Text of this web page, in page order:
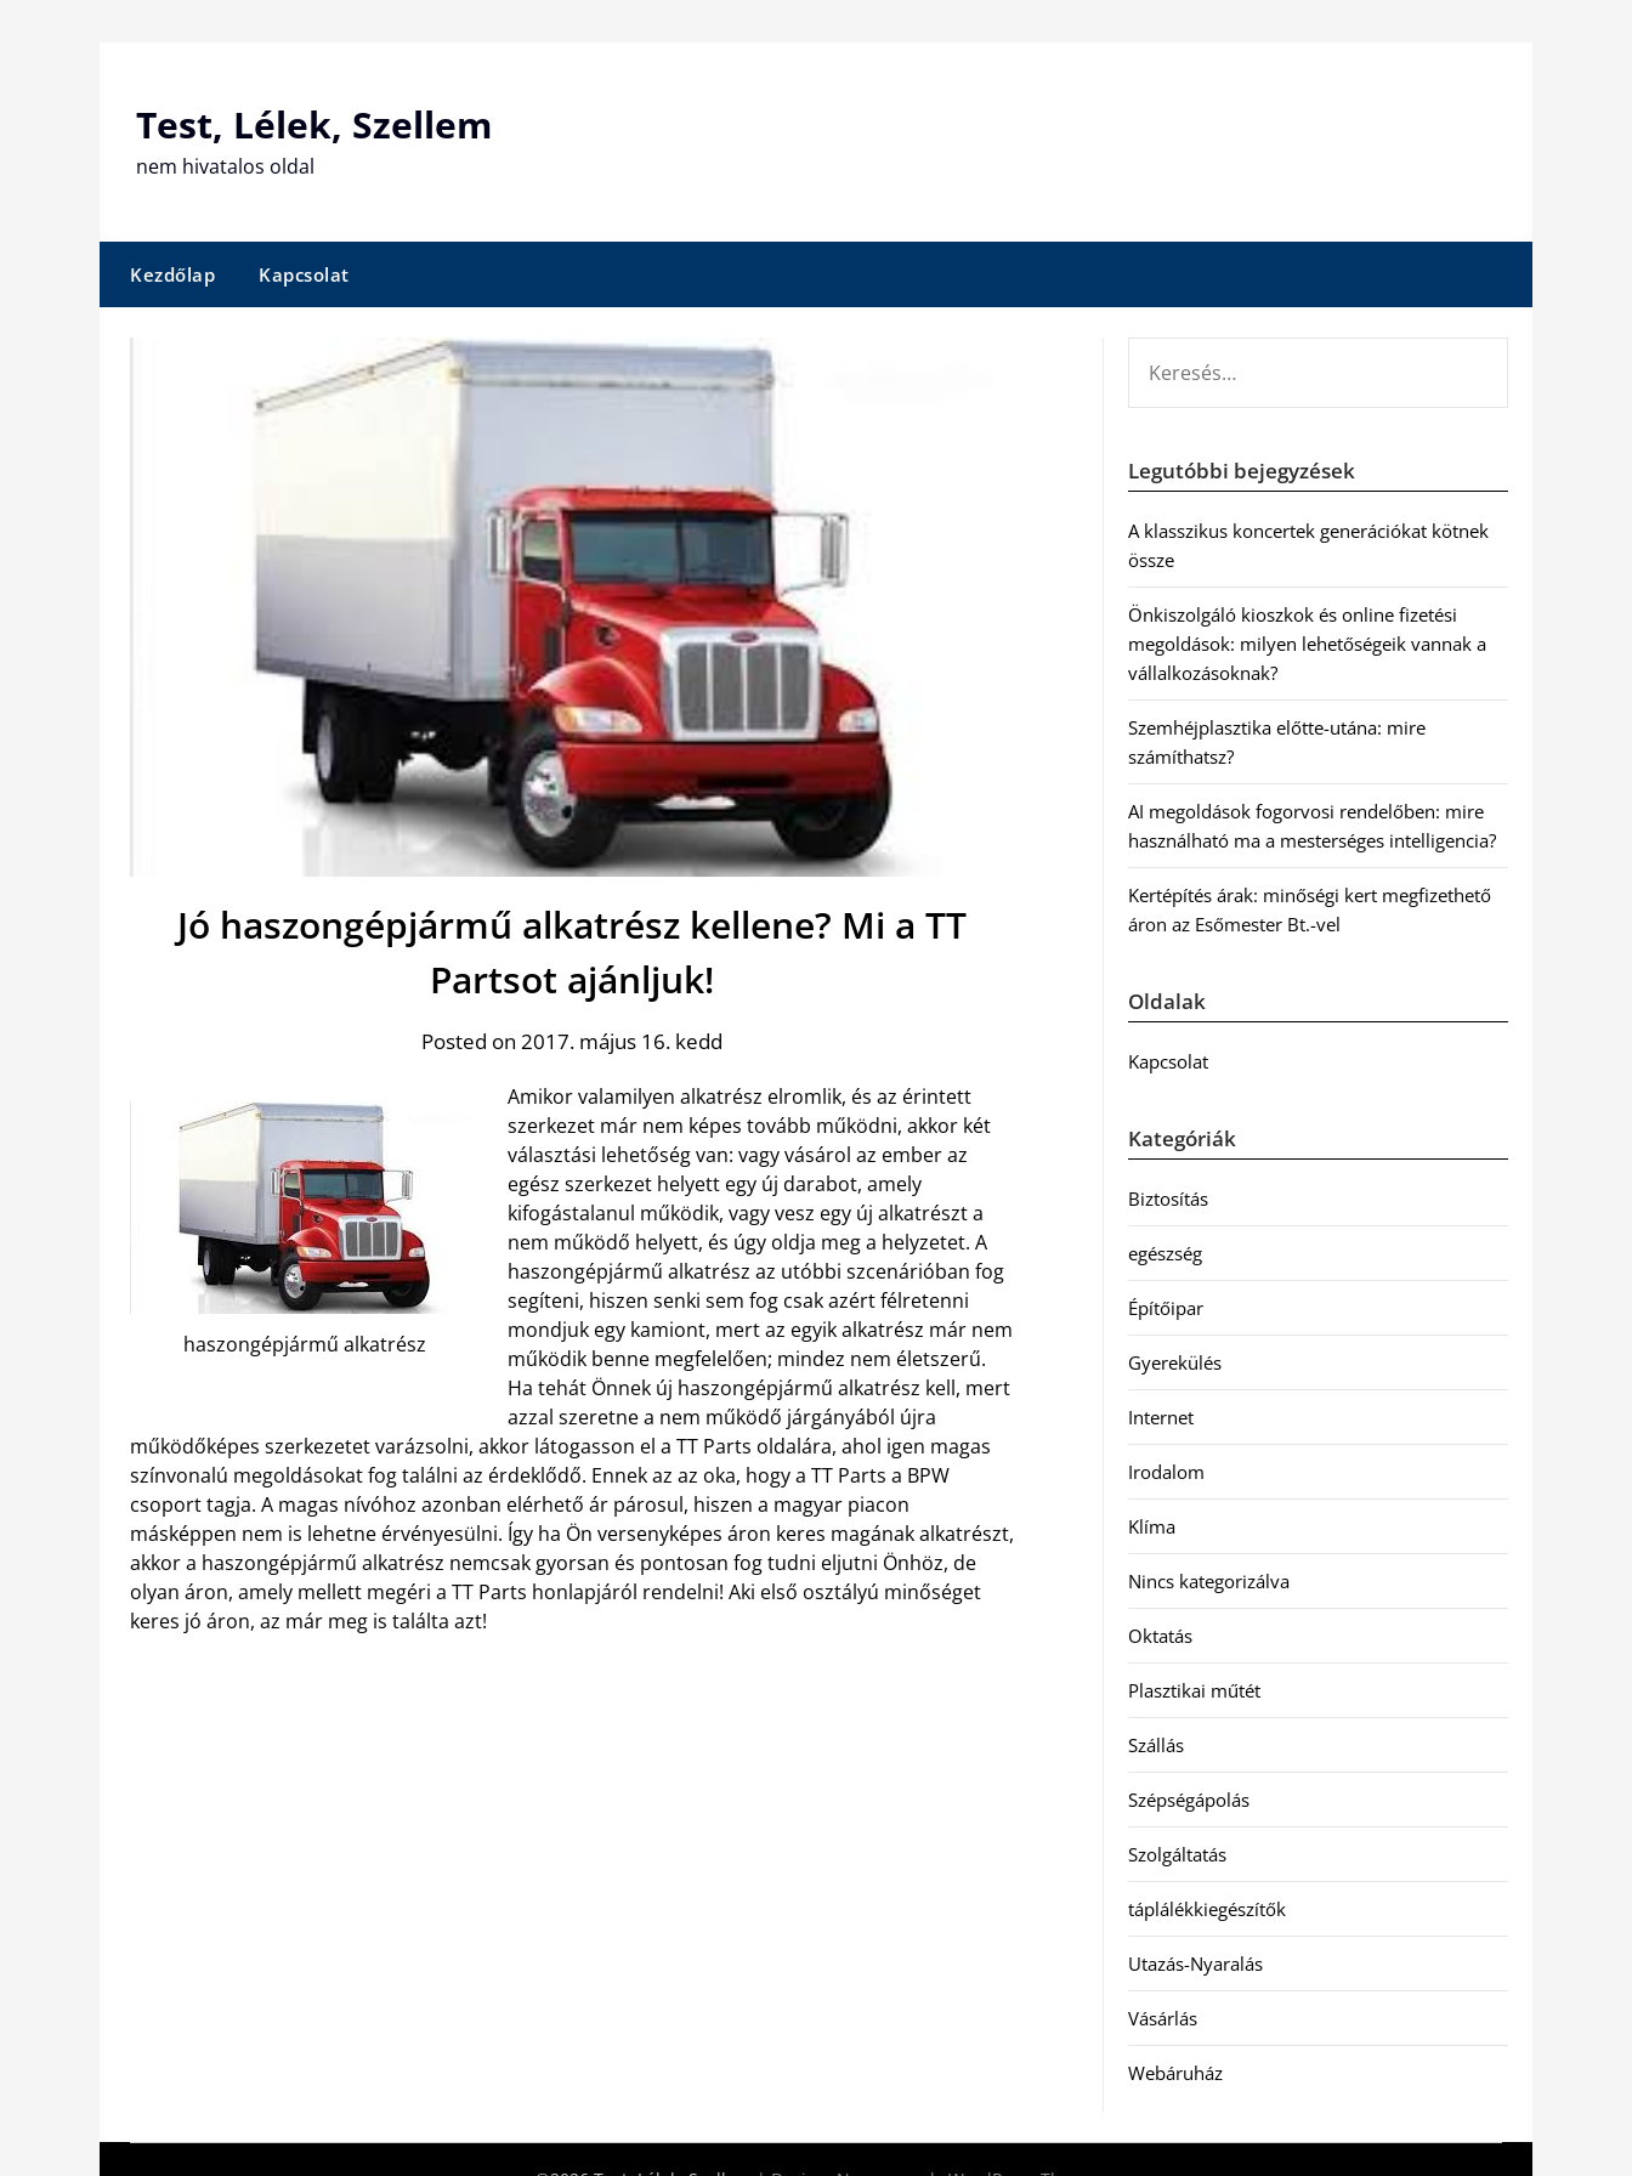
Test, Lélek, Szellem
nem hivatalos oldal
Kezdőlap Kapcsolat
Jó haszongépjármű alkatrész kellene? Mi a TT
Partsot ajánljuk!
Posted on 2017. május 16. kedd
haszongépjármű alkatrész
Amikor valamilyen alkatrész elromlik, és az érintett
szerkezet már nem képes tovább működni, akkor két
választási lehetőség van: vagy vásárol az ember az
egész szerkezet helyett egy új darabot, amely
kifogástalanul működik, vagy vesz egy új alkatrészt a
nem működő helyett, és úgy oldja meg a helyzetet. A
haszongépjármű alkatrész az utóbbi szcenárióban fog
segíteni, hiszen senki sem fog csak azért félretenni
mondjuk egy kamiont, mert az egyik alkatrész már nem
működik benne megfelelően; mindez nem életszerű.
Ha tehát Önnek új haszongépjármű alkatrész kell, mert
azzal szeretne a nem működő járgányából újra
működőképes szerkezetet varázsolni, akkor látogasson el a TT Parts oldalára, ahol igen magas
színvonalú megoldásokat fog találni az érdeklődő. Ennek az az oka, hogy a TT Parts a BPW
csoport tagja. A magas nívóhoz azonban elérhető ár párosul, hiszen a magyar piacon
másképpen nem is lehetne érvényesülni. Így ha Ön versenyképes áron keres magának alkatrészt,
akkor a haszongépjármű alkatrész nemcsak gyorsan és pontosan fog tudni eljutni Önhöz, de
olyan áron, amely mellett megéri a TT Parts honlapjáról rendelni! Aki első osztályú minőséget
keres jó áron, az már meg is találta azt!
Legutóbbi bejegyzések
A klasszikus koncertek generációkat kötnek
össze
Önkiszolgáló kioszkok és online fizetési
megoldások: milyen lehetőségeik vannak a
vállalkozásoknak?
Szemhéjplasztika előtte-utána: mire
számíthatsz?
AI megoldások fogorvosi rendelőben: mire
használható ma a mesterséges intelligencia?
Kertépítés árak: minőségi kert megfizethető
áron az Esőmester Bt.-vel
Oldalak
Kapcsolat
Kategóriák
Biztosítás
egészség
Építőipar
Gyerekülés
Internet
Irodalom
Klíma
Nincs kategorizálva
Oktatás
Plasztikai műtét
Szállás
Szépségápolás
Szolgáltatás
táplálékkiegészítők
Utazás-Nyaralás
Vásárlás
Webáruház